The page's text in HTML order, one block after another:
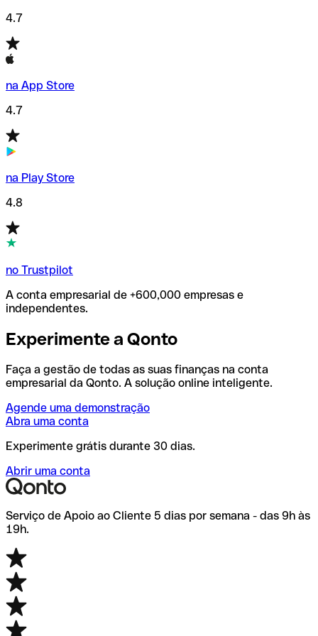
4.7
na App Store
4.7
na Play Store
4.8
no Trustpilot
A conta empresarial de +600,000 empresas e
independentes.
Experimente a Qonto
Faça a gestão de todas as suas finanças na conta
empresarial da Qonto. A solução online inteligente.
Agende uma demonstração
Abra uma conta
Experimente grátis durante 30 dias.
Abrir uma conta
Serviço de Apoio ao Cliente 5 dias por semana - das 9h às
19h.